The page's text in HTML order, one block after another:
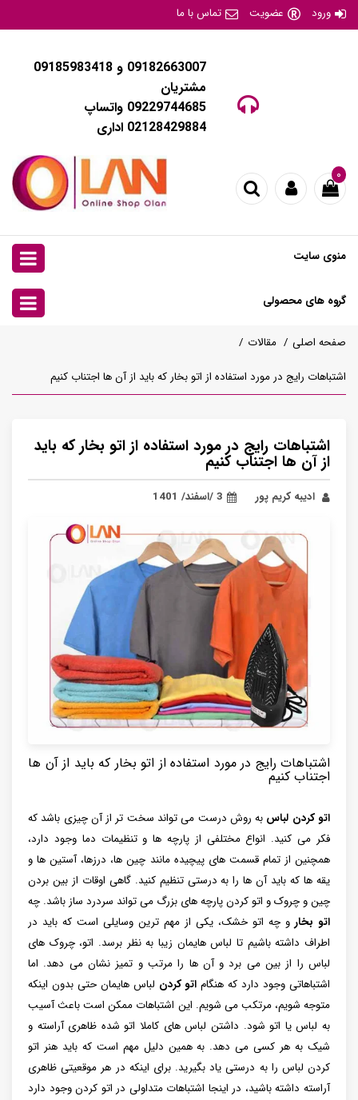
ورود عضویت تماس با ما
09182663007 و 09185983418
مشتریان
09229744685 واتساپ
02128429884 اداری
۰
منوی سایت
گروه های محصولی
صفحه اصلی مقالات
اشتباهات رایج در مورد استفاده از اتو بخار که باید از آن ها اجتناب کنیم
اشتباهات رایج در مورد استفاده از اتو بخار که باید
از آن ها اجتناب کنیم
ادیبه کریم پور 3 /اسفند/ 1401
اشتباهات رایج در مورد استفاده از اتو بخار که باید از آن ها
اجتناب کنیم
اتو کردن لباس به روش درست می تواند سخت تر از آن چیزی باشد که
فکر می کنید. انواع مختلفی از پارچه ها و تنظیمات دما وجود دارد،
همچنین از تمام قسمت های پیچیده مانند چین ها، درزها، آستین ها و
یقه ها که باید آن ها را به درستی تنظیم کنید. گاهی اوقات از بین بردن
چین و چروک و اتو کردن پارچه های بزرگ می تواند سردرد ساز باشد. چه
اتو بخارو چه اتو خشک، یکی از مهم ترین وسایلی است که باید در
اطراف داشته باشیم تا لباس هایمان زیبا به نظر برسد. اتو، چروک ‌های
لباس را از بین می ‌برد و آن ‌ها را مرتب و تمیز نشان می ‌دهد. اما
اشتباهاتی وجود دارد که هنگام اتو کردن لباس ‌هایمان حتی بدون اینکه
متوجه شویم، مرتکب می ‌شویم. این اشتباهات ممکن است باعث آسیب
به لباس یا اتو شود. داشتن لباس های کاملا اتو شده ظاهری آراسته و
شیک به هر کسی می دهد. به همین دلیل مهم است که باید هنر اتو
کردن لباس را به درستی یاد بگیرید. برای اینکه در هر موقعیتی ظاهری
آراسته داشته باشید، در اینجا اشتباهات متداولی در اتو کردن وجود دارد